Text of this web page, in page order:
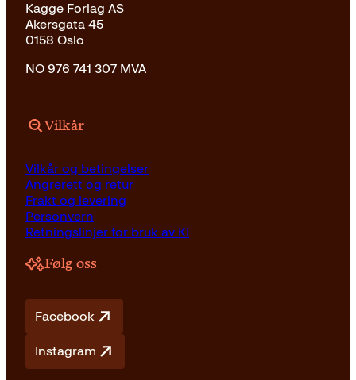
Kagge Forlag AS
Akersgata 45
0158 Oslo
NO 976 741 307 MVA
Vilkår
Vilkår og betingelser
Angrerett og retur
Frakt og levering
Personvern
Retningslinjer for bruk av KI
Følg oss
Facebook
Instagram